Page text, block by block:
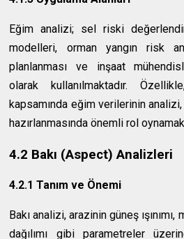
Eğim analizi; sel riski
modelleri, orman yangın risk
planlanması ve inşaat
olarak kullanılmaktadır.
kapsamında eğim verilerinin analizi,
hazırlanmasında önemli rol
4.2 Bakı (Aspect) Analizleri
4.2.1 Tanım ve Önemi
Bakı analizi, arazinin güneş
dağılımı gibi parametreler